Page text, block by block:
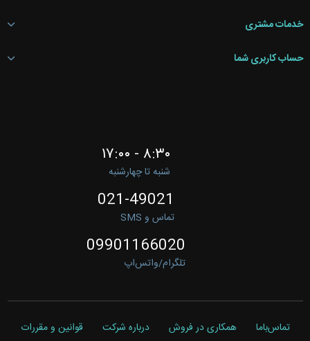
خدمات مشتری
حساب کاربری شما
۸:۳۰ - ۱۷:۰۰
شنبه تا چهارشنبه
021-49021
تماس و SMS
09901166020
تلگرام/واتس‌اپ
تماس‌باما همکاری در فروش درباره شرکت
قوانین و مقررات